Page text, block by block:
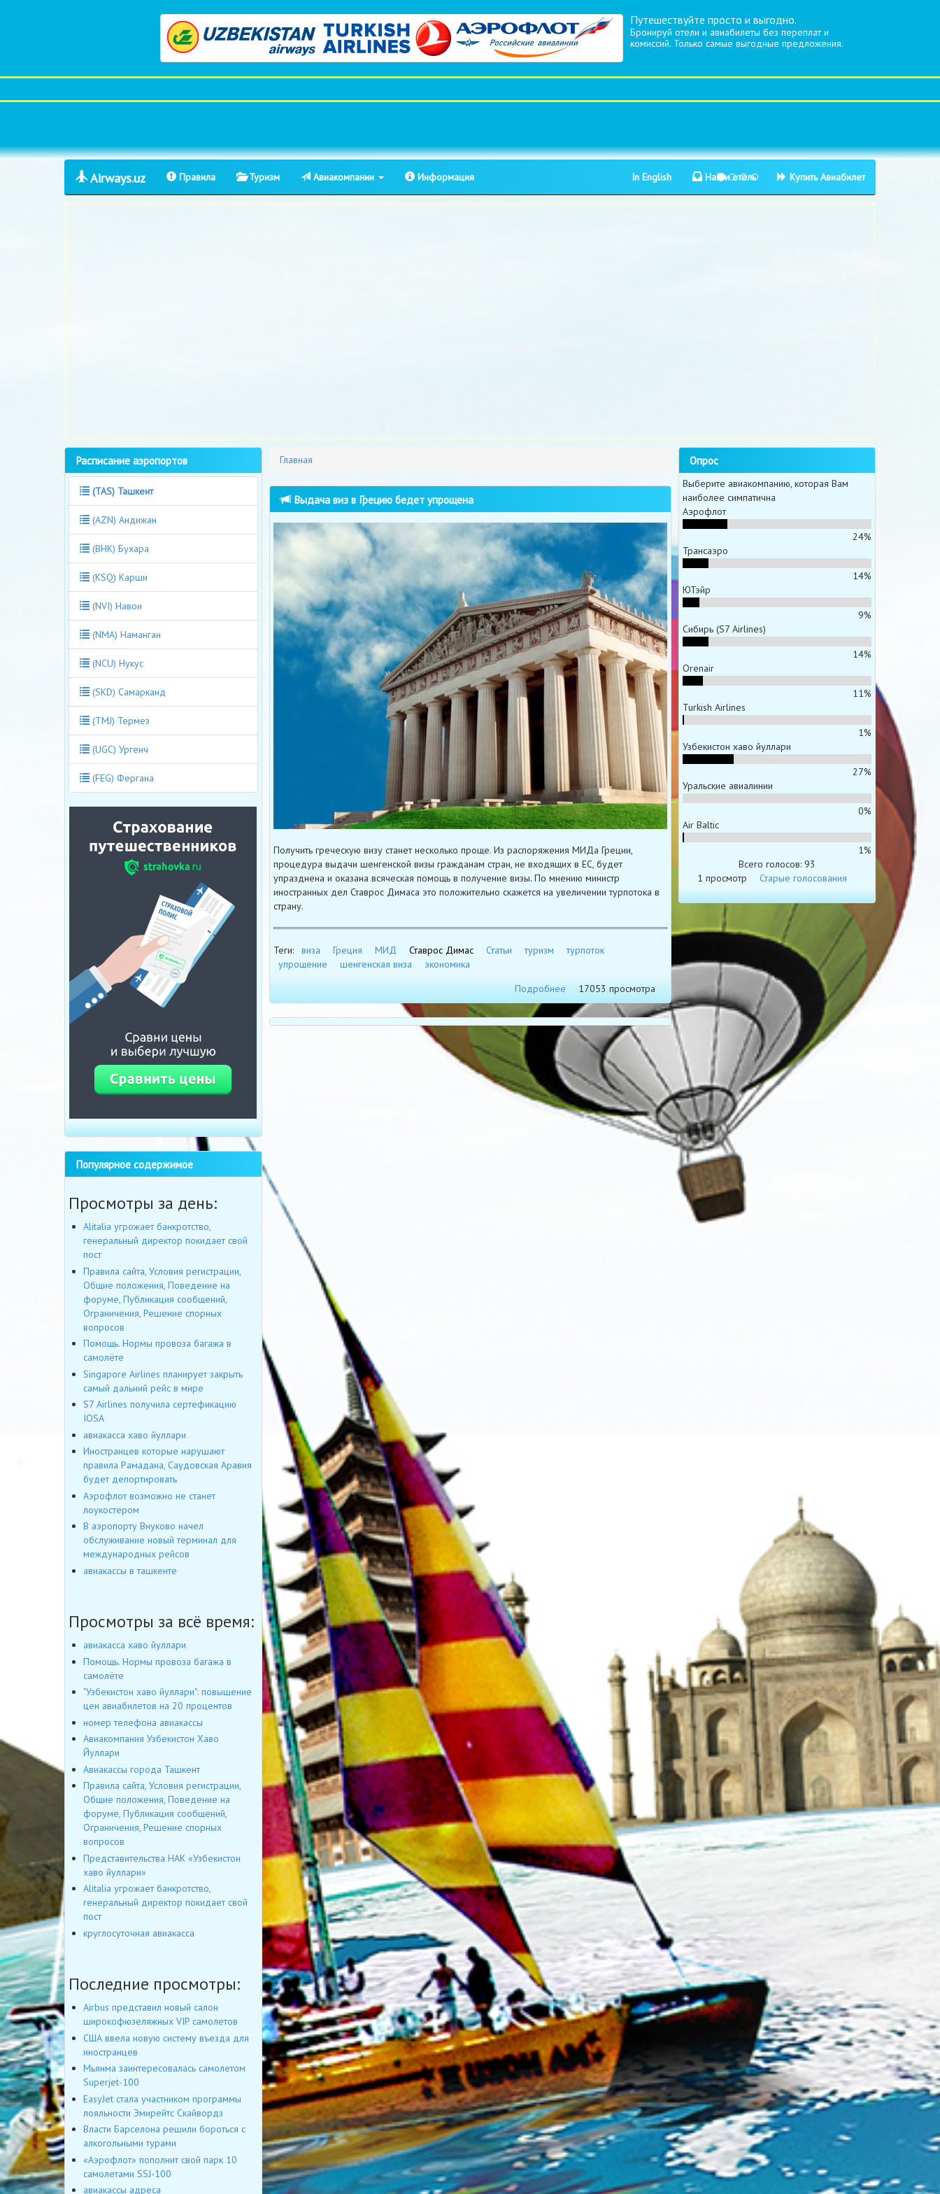
Путешествуйте просто и выгодно.
Бронируй отели и авиабилеты без переплат и
комиссий. Только самые выгодные предложения.
Airways.uz Правила Туризм Авиакомпании Информация In English Найти отель Купить Авиабилет
Главная
Выдача виз в Грецию бедет упрощена
Получить греческую визу станет несколько проще. Из распоряжения МИДа Греции,
процедура выдачи шенгенской визы гражданам стран, не входящих в ЕС, будет
упразднена и оказана всяческая помощь в получение визы. По мнению министр
иностранных дел Ставрос Димаса это положительно скажется на увеличении турпотока в
страну.
Теги: виза Греция МИД Ставрос Димас Статьи туризм
турпоток
упрощение
шенгенская виза
экономика
Подробнее
17053 просмотра
Расписание аэропортов
(TAS) Ташкент
(AZN) Андижан
(BHK) Бухара
(KSQ) Карши
(NVI) Навои
(NMA) Наманган
(NCU) Нукус
(SKD) Самарканд
(TMJ) Термез
(UGC) Ургенч
(FEG) Фергана
Популярное содержимое
Просмотры за день:
Alitalia угрожает банкротство,
генеральный директор покидает свой
пост
Правила сайта, Условия регистрации,
Общие положения, Поведение на
форуме, Публикация сообщений,
Ограничения, Решение спорных
вопросов
Помощь. Нормы провоза багажа в
самолёте
Singapore Airlines планирует закрыть
самый дальний рейс в мире
S7 Airlines получила сертефикацию
IOSA
авиакасса хаво йуллари
Иностранцев которые нарушают
правила Рамадана, Саудовская Аравия
будет депортировать
Аэрофлот возможно не станет
лоукостером
В аэропорту Внуково начел
обслуживание новый терминал для
международных рейсов
авиакассы в ташкенте
Просмотры за всё время:
авиакасса хаво йуллари
Помощь. Нормы провоза багажа в
самолёте
"Узбекистон хаво йуллари": повышение
цен авиабилетов на 20 процентов
номер телефона авиакассы
Авиакомпания Узбекистон Хаво
Йуллари
Авиакассы города Ташкент
Правила сайта, Условия регистрации,
Общие положения, Поведение на
форуме, Публикация сообщений,
Ограничения, Решение спорных
вопросов
Представительства НАК «Узбекистон
хаво йуллари»
Alitalia угрожает банкротство,
генеральный директор покидает свой
пост
круглосуточная авиакасса
Последние просмотры:
Airbus представил новый салон
широкофюзеляжных VIP самолетов
США ввела новую систему въезда для
иностранцев
Мьянма заинтересовалась самолетом
Superjet-100
EasyJet стала участником программы
лояльности Эмирейтс Скайвордз
Власти Барселона решили бороться с
алкогольными турами
«Аэрофлот» пополнит свой парк 10
самолетами SSJ-100
авиакассы адреса
Опрос
Выберите авиакомпанию, которая Вам
наиболее симпатична
Аэрофлот
24%
Трансаэро
14%
ЮТэйр
9%
Сибирь (S7 Airlines)
14%
Orenair
11%
Turkish Airlines
1%
Узбекистон хаво йуллари
27%
Уральские авиалинии
0%
Air Baltic
1%
Всего голосов: 93
1 просмотр
Старые голосования